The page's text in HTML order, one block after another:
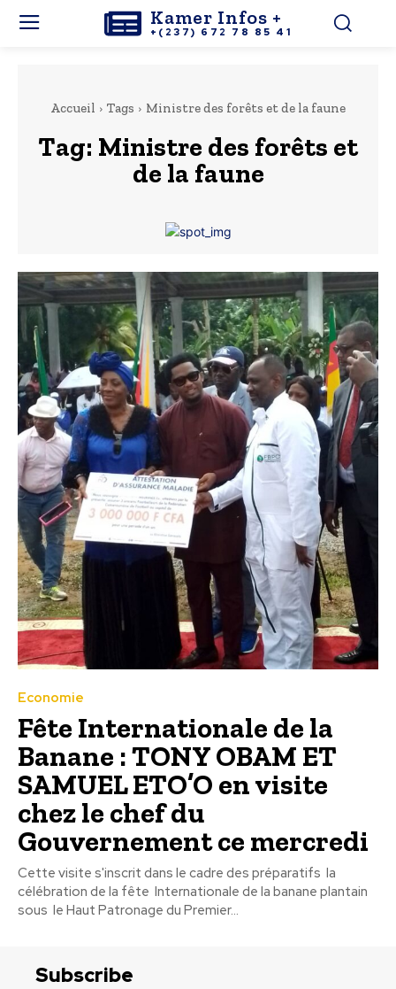
Kamer Infos +
+(237) 672 78 85 41
Accueil Tags Ministre des forêts et de la faune
Tag: Ministre des forêts et
de la faune
Economie
Fête Internationale de la
Banane : TONY OBAM ET
SAMUEL ETO’O en visite
chez le chef du
Gouvernement ce mercredi
Cette visite s'inscrit dans le cadre des préparatifs la
célébration de la fête Internationale de la banane plantain
sous le Haut Patronage du Premier...
Subscribe